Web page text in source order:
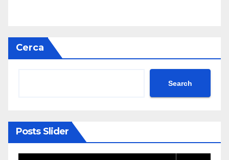
Cerca
Search
Posts Slider